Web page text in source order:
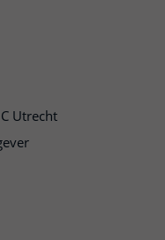
Utrecht